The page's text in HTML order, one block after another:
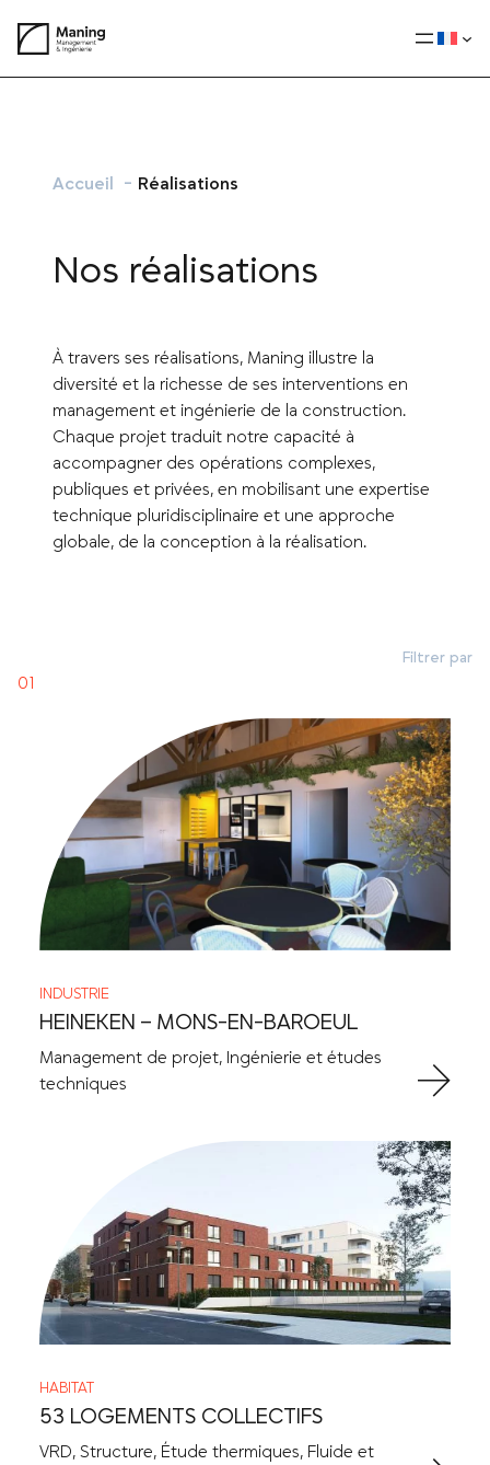
Accueil Réalisations
Nos réalisations
À travers ses réalisations, Maning illustre la
diversité et la richesse de ses interventions en
management et ingénierie de la construction.
Chaque projet traduit notre capacité à
accompagner des opérations complexes,
publiques et privées, en mobilisant une expertise
technique pluridisciplinaire et une approche
globale, de la conception à la réalisation.
Filtrer par
INDUSTRIE
HEINEKEN – MONS-EN-BAROEUL
Management de projet, Ingénierie et études
techniques
HABITAT
53 LOGEMENTS COLLECTIFS
VRD, Structure, Étude thermiques, Fluide et